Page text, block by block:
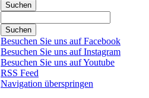
Suchen
Suchen
Besuchen Sie uns auf Facebook
Besuchen Sie uns auf Instagram
Besuchen Sie uns auf Youtube
RSS Feed
Navigation überspringen